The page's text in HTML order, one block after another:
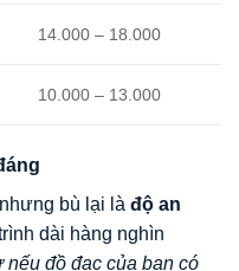
14.000 – 18.000
10.000 – 13.000
bù lại là độ an
dài hàng nghìn
nếu đồ đạc của bạn có